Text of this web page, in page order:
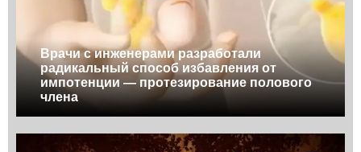
Врачи с инженерами разработали
радикальный способ избавления от
импотенции — протезирование полового
члена